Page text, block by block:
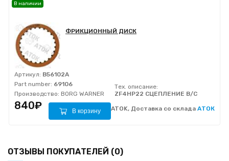
ФРИКЦИОННЫЙ ДИСК
Артикул: B56102A
Part number: 69106
Производство: BORG WARNER
Тех. описание:
ZF4HP22 СЦЕПЛЕНИЕ B/C
В наличии
840₽ В корзину ATOK, Доставка со склада АТОК
ОТЗЫВЫ ПОКУПАТЕЛЕЙ (0)